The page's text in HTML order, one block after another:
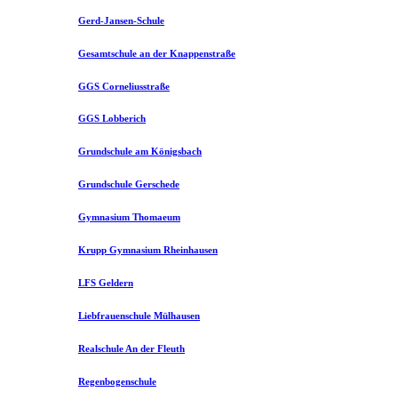
Gerd-Jansen-Schule
Gesamtschule an der Knappenstraße
GGS Corneliusstraße
GGS Lobberich
Grundschule am Königsbach
Grundschule Gerschede
Gymnasium Thomaeum
Krupp Gymnasium Rheinhausen
LFS Geldern
Liebfrauenschule Mülhausen​
Realschule An der Fleuth
Regenbogenschule